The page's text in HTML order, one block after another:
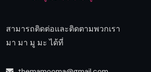
สามารถติดต่อและติดตามพวกเรา
มา มา มู มะ ได้ที่